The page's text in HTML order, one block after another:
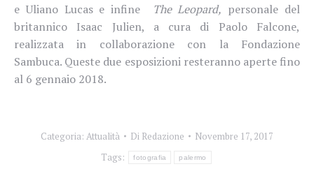
e Uliano Lucas e infine
The Leopard, personale del
britannico Isaac Julien, a cura di Paolo Falcone,
realizzata in collaborazione con la Fondazione
Sambuca. Queste due esposizioni resteranno aperte fino
al 6 gennaio 2018.
Categoria: Attualità Di Redazione
Novembre 17, 2017
Tags:
fotografia palermo